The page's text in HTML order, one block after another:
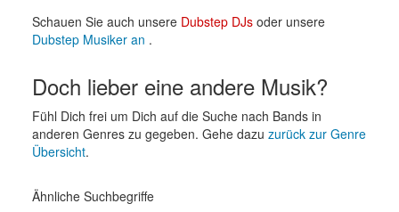
Schauen Sie auch unsere Dubstep DJsoder unsere
Dubstep Musiker an .
Doch lieber eine andere Musik?
Fühl Dich frei um Dich auf die Suche nach Bands in
anderen Genres zu gegeben. Gehe dazu zurück zur Genre
Übersicht.
Ähnliche Suchbegriffe